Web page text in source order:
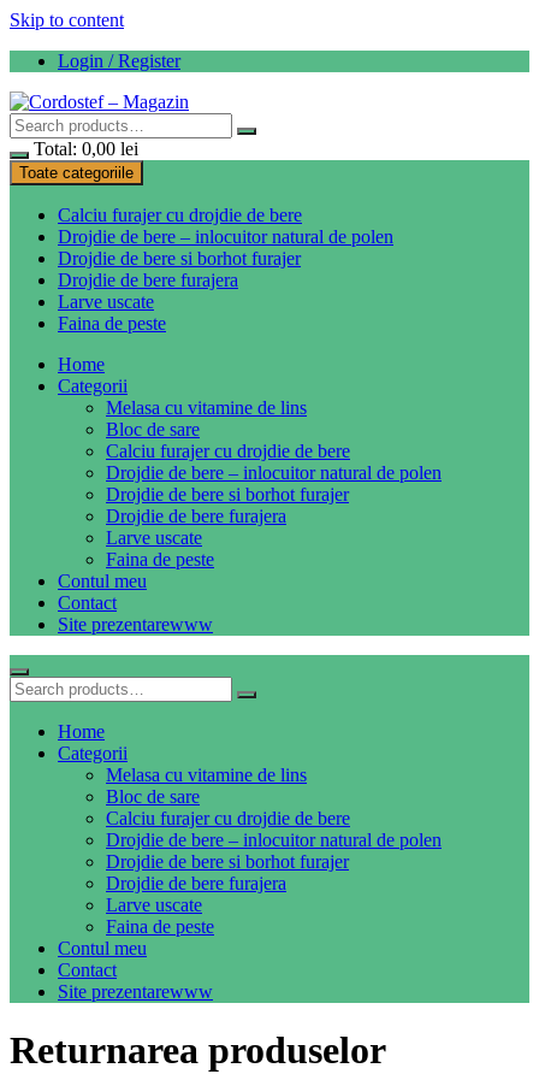
Skip to content
Login / Register
Total: 0,00 lei
Toate categoriile
Calciu furajer cu drojdie de bere
Drojdie de bere – inlocuitor natural de polen
Drojdie de bere si borhot furajer
Drojdie de bere furajera
Larve uscate
Faina de peste
Home
Categorii
Melasa cu vitamine de lins
Bloc de sare
Calciu furajer cu drojdie de bere
Drojdie de bere – inlocuitor natural de polen
Drojdie de bere si borhot furajer
Drojdie de bere furajera
Larve uscate
Faina de peste
Contul meu
Contact
Site prezentarewww
Home
Categorii
Melasa cu vitamine de lins
Bloc de sare
Calciu furajer cu drojdie de bere
Drojdie de bere – inlocuitor natural de polen
Drojdie de bere si borhot furajer
Drojdie de bere furajera
Larve uscate
Faina de peste
Contul meu
Contact
Site prezentarewww
Returnarea produselor